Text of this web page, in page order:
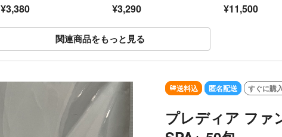
¥3,380 ル
¥3,290 ¥11,500
関連商品をもっと見る
送料込 匿名配送 すぐに購
プレディア ファ